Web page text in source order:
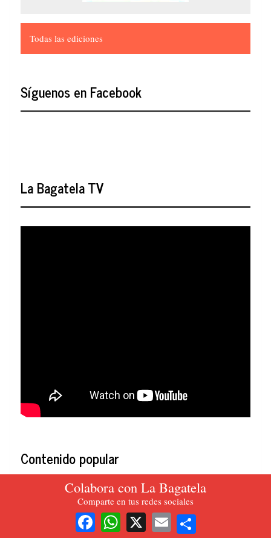
Colabora con La Bagatela
Comparte en tus redes sociales
FacebookWhatsApp
X Email
Todas las ediciones
Síguenos en Facebook
La Bagatela TV
Contenido popular
Editorial. El Pacto Histórico, por la unidad y el cambio: gran
Editorial. La criminal demora de la vacunación en Colombia